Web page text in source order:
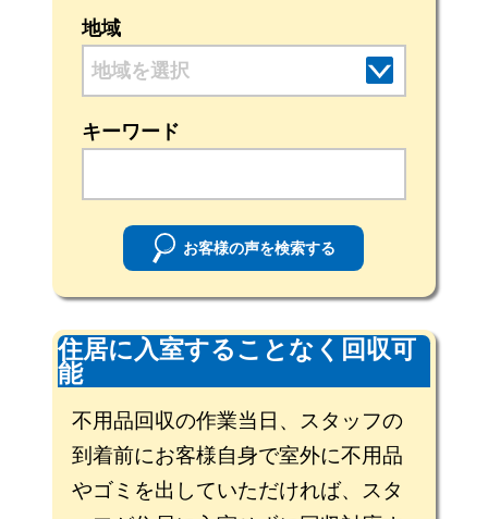
地域
地域を選択
キーワード
お客様の声を検索する
住居に入室することなく回収可
能
不用品回収の作業当日、スタッフの
到着前にお客様自身で室外に不用品
やゴミを出していただければ、スタ